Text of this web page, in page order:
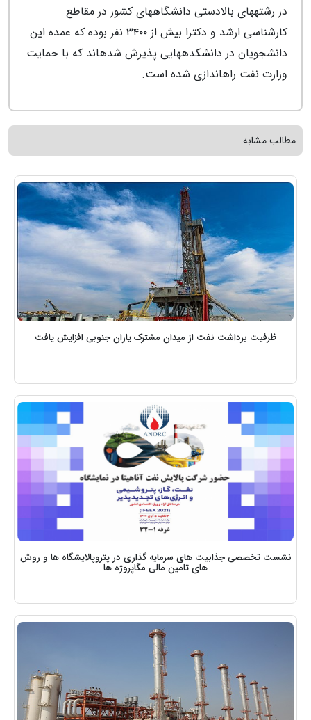
در رشته‎های بالادستی دانشگاه‎های کشور در مقاطع
کارشناسی ارشد و دکترا بیش از ۳۴۰۰ نفر بوده که عمده این
دانشجویان در دانشکده‎هایی پذیرش شده‎اند که با حمایت
وزارت نفت راه‎اندازی شده است.
مطالب مشابه
ظرفیت برداشت نفت از میدان مشترک یاران جنوبی افزایش یافت
نشست تخصصی جذابیت های سرمایه گذاری در پتروپالایشگاه ها و روش
های تامین مالی مگاپروژه ها